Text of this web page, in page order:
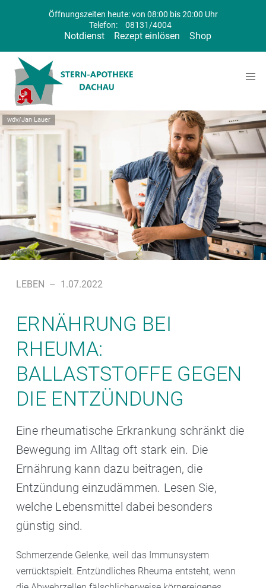
Öffnungszeiten heute: von 08:00 bis 20:00 Uhr
Telefon:
08131/4004
Notdienst Rezept einlösen Shop
wdv/Jan Lauer
Symbolbild
LEBEN – 1.07.2022
ERNÄHRUNG BEI
RHEUMA:
BALLASTSTOFFE GEGEN
DIE ENTZÜNDUNG
Eine rheumatische Erkrankung schränkt die
Bewegung im Alltag oft stark ein. Die
Ernährung kann dazu beitragen, die
Entzündung einzudämmen. Lesen Sie,
welche Lebensmittel dabei besonders
günstig sind.
Schmerzende Gelenke, weil das Immunsystem
verrücktspielt. Entzündliches Rheuma entsteht, wenn